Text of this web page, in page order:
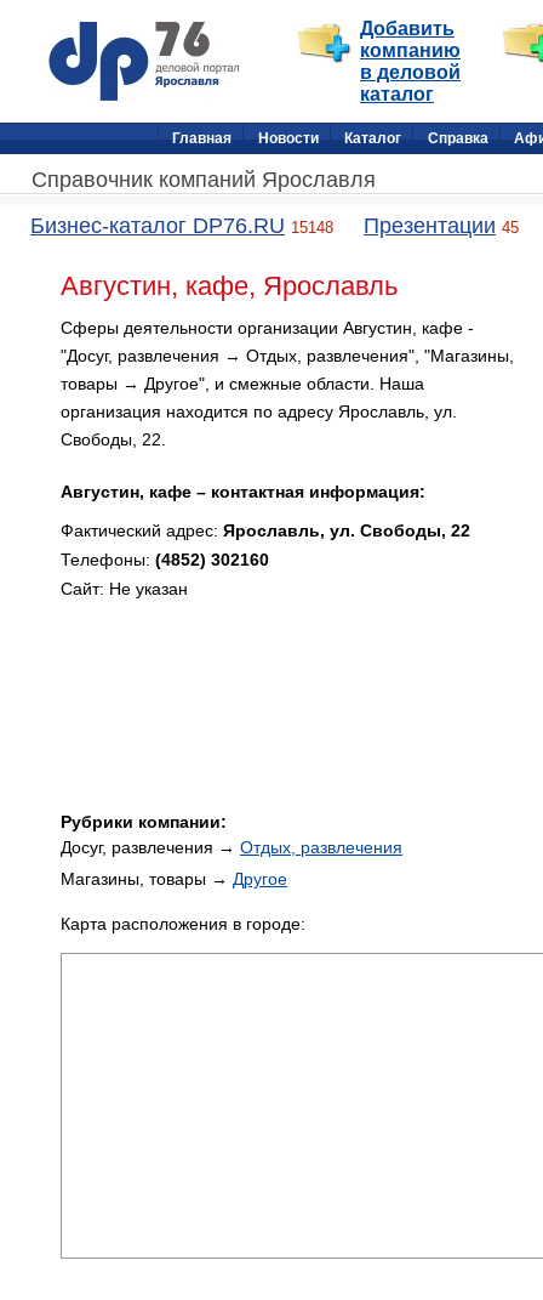
Добавить
компанию
в деловой
каталог
Главная Новости Каталог Справка
Справочник компаний Ярославля
Бизнес-каталог DP76.RU 15148 Презентации 45
Августин, кафе, Ярославль
Сферы деятельности организации Августин, кафе -
"Досуг, развлечения → Отдых, развлечения", "Магазины,
товары → Другое", и смежные области. Наша
организация находится по адресу Ярославль, ул.
Свободы, 22.
Августин, кафе – контактная информация:
Фактический адрес: Ярославль, ул. Свободы, 22
Телефоны: (4852) 302160
Сайт: Не указан
Рубрики компании:
Досуг, развлечения → Отдых, развлечения
Магазины, товары → Другое
Карта расположения в городе: